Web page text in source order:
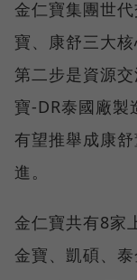
金仁寶集團世
寶、康舒三大
第二步是資源
寶-DR泰國廠製
有望推舉成康
進。
金仁寶共有8家
金寶、凱碩、